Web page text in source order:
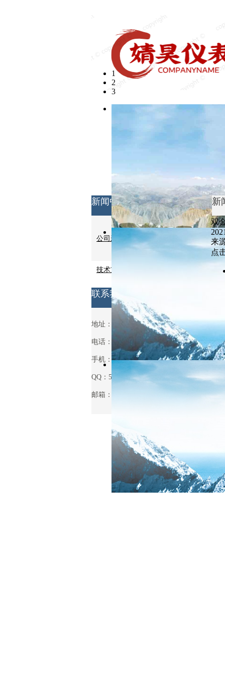
1
2
3
新闻中心
公司新闻
技术支持
联系我们
地址：安徽省天长市铜城铜北村
电话：0550-7514063
手机：13721013931
QQ：531970962
邮箱：531970962@qq.com
新
双
来
点
电话 :137 2101
首页